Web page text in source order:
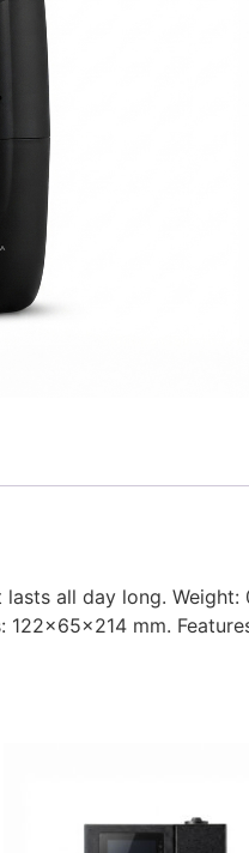
all day long.
122×65×214 mm.